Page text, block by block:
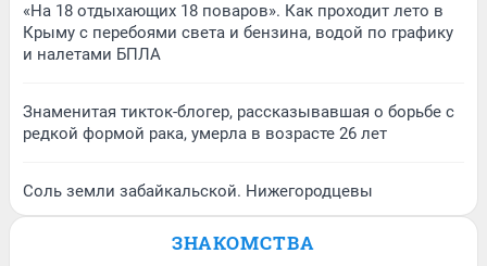
«На 18 отдыхающих 18 поваров». Как проходит лето в
Крыму с перебоями света и бензина, водой по графику
и налетами БПЛА
Знаменитая тикток-блогер, рассказывавшая о борьбе с
редкой формой рака, умерла в возрасте 26 лет
Соль земли забайкальской. Нижегородцевы
ЗНАКОМСТВА